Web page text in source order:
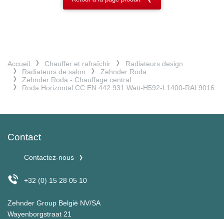
Accueil Chauffer et rafraîchir
Radiateurs design
Radiateurs de salon
Zehnder Roda
Zehnder Roda - Chauffage central
Roda Horizontal CC EN 442 931 Watt-H592-L1400-RAL9016
Contact
Contactez-nous
+32 (0) 15 28 05 10
Zehnder Group België NV/SA
Wayenborgstraat 21